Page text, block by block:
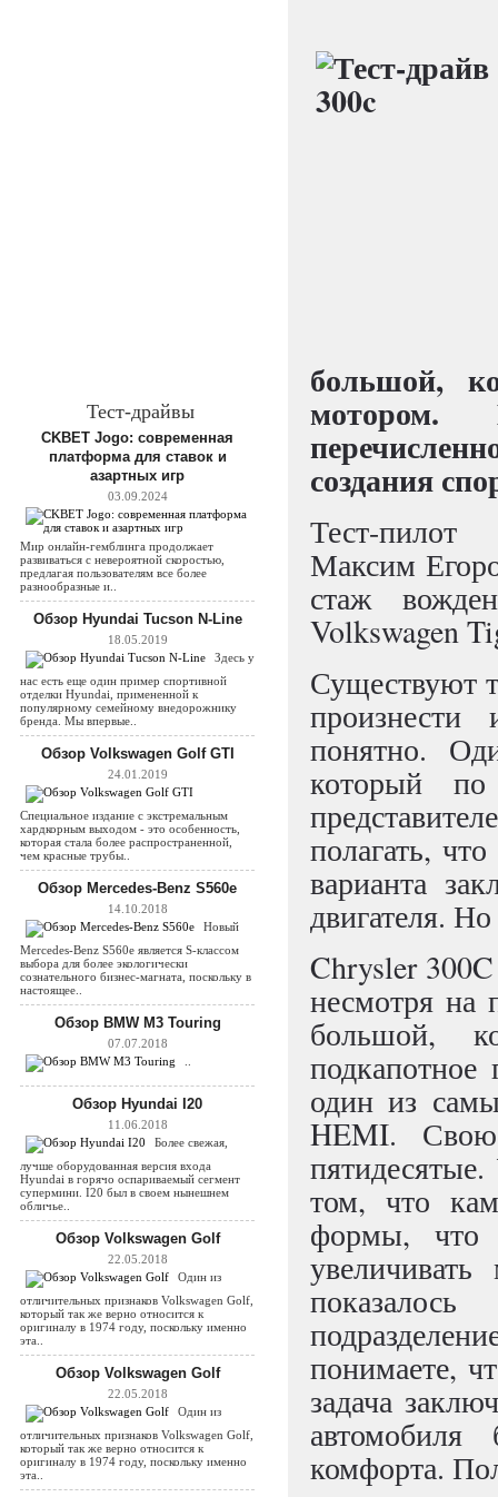
Тест-драйвы
CKBET Jogo: современная
платформа для ставок и
азартных игр
03.09.2024
Мир онлайн-гемблинга продолжает
развиваться с невероятной скоростью,
предлагая пользователям все более
разнообразные и..
Обзор Hyundai Tucson N-Line
18.05.2019
Здесь у
нас есть еще один пример спортивной
отделки Hyundai, примененной к
популярному семейному внедорожнику
бренда. Мы впервые..
Обзор Volkswagen Golf GTI
24.01.2019
Специальное издание с экстремальным
хардкорным выходом - это особенность,
которая стала более распространенной,
чем красные трубы..
Обзор Mercedes-Benz S560e
14.10.2018
Новый
Mercedes-Benz S560e является S-классом
выбора для более экологически
сознательного бизнес-магната, поскольку в
настоящее..
Обзор BMW M3 Touring
07.07.2018
Обзор Hyundai I20
11.06.2018
Более свежая,
лучше оборудованная версия входа
Hyundai в горячо оспариваемый сегмент
супермини. I20 был в своем нынешнем
обличье..
Обзор Volkswagen Golf
22.05.2018
Один из
отличительных признаков Volkswagen Golf,
который так же верно относится к
оригиналу в 1974 году, поскольку именно
эта..
Обзор Volkswagen Golf
22.05.2018
Один из
отличительных признаков Volkswagen Golf,
который так же верно относится к
оригиналу в 1974 году, поскольку именно
эта..
большой,
мотором.
создания
Тест-пилот
Максим
стаж
Volkswagen
Существуют
понятно.
который
полагать,
варианта
двигателя.
Chrysler
несмотря на
большой,
подкапотное
один из
HEMI.
пятидесятые.
том, что
формы, что
понимаете,
задача
комфорта.